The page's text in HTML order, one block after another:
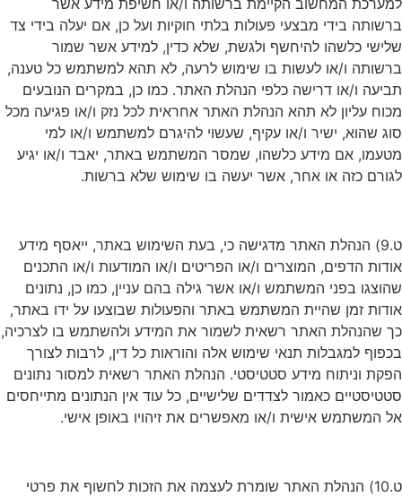
למערכת המחשוב הקיימת ברשותה ו/או חשיפת מידע אשר
ברשותה בידי מבצעי פעולות בלתי חוקיות ועל כן, אם יעלה בידי צד
שלישי כלשהו להיחשף ולגשת, שלא כדין, למידע אשר שמור
ברשותה ו/או לעשות בו שימוש לרעה, לא תהא למשתמש כל טענה,
תביעה ו/או דרישה כלפי הנהלת האתר. כמו כן, במקרים הנובעים
מכוח עליון לא תהא הנהלת האתר אחראית לכל נזק ו/או פגיעה מכל
סוג שהוא, ישיר ו/או עקיף, שעשוי להיגרם למשתמש ו/או למי
מטעמו, אם מידע כלשהו, שמסר המשתמש באתר, יאבד ו/או יגיע
לגורם כזה או אחר, אשר יעשה בו שימוש שלא ברשות.
ט.9) הנהלת האתר מדגישה כי, בעת השימוש באתר, ייאסף מידע
אודות הדפים, המוצרים ו/או הפריטים ו/או המודעות ו/או התכנים
שהוצגו בפני המשתמש ו/או אשר גילה בהם עניין, כמו כן, נתונים
אודות זמן שהיית המשתמש באתר והפעולות שבוצעו על ידו באתר,
כך שהנהלת האתר רשאית לשמור את המידע ולהשתמש בו לצרכיה,
בכפוף למגבלות תנאי שימוש אלה והוראות כל דין, לרבות לצורך
הפקת וניתוח מידע סטטיסטי. הנהלת האתר רשאית למסור נתונים
סטטיסטיים כאמור לצדדים שלישיים, כל עוד אין הנתונים מתייחסים
אל המשתמש אישית ו/או מאפשרים את זיהויו באופן אישי.
ט.10) הנהלת האתר שומרת לעצמה את הזכות לחשוף את פרטי